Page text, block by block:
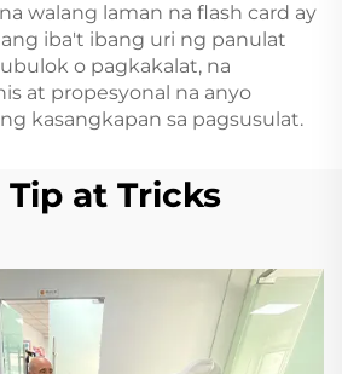
walang laman na flash card ay
iba't ibang uri ng panulat
o pagkakalat, na
at propesyonal na anyo
kasangkapan sa pagsusulat.
Tip at Tricks